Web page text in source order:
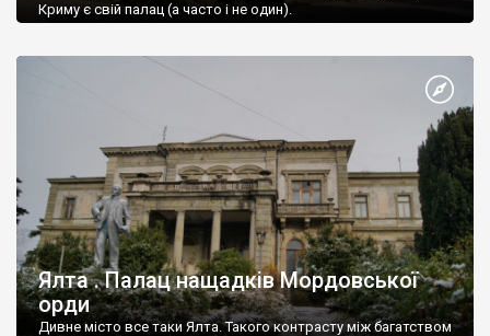
Криму є свій палац (а часто і не один).
Ялта . Палац нащадків Мордовської
орди
Дивне місто все таки Ялта. Такого контрасту між багатством